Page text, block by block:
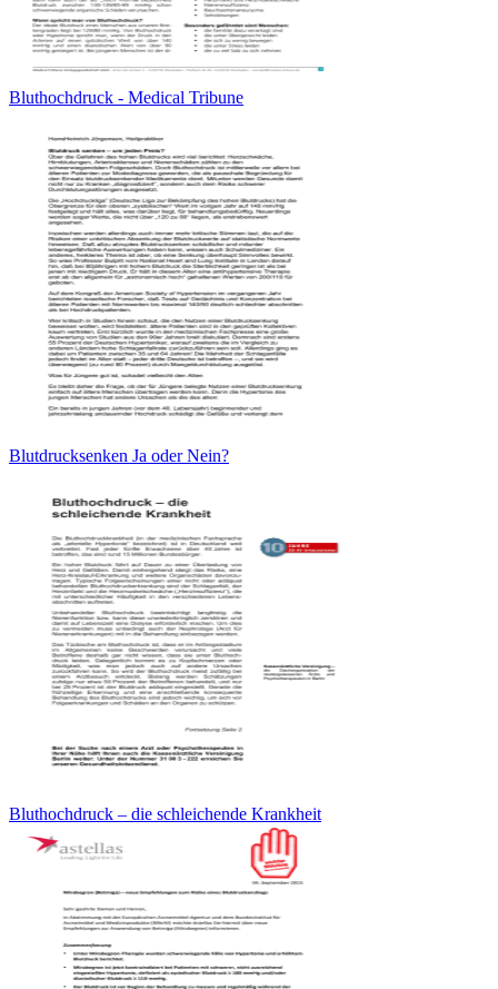
Bluthochdruck - Medical Tribune
Blutdrucksenken Ja oder Nein?
Bluthochdruck – die schleichende Krankheit